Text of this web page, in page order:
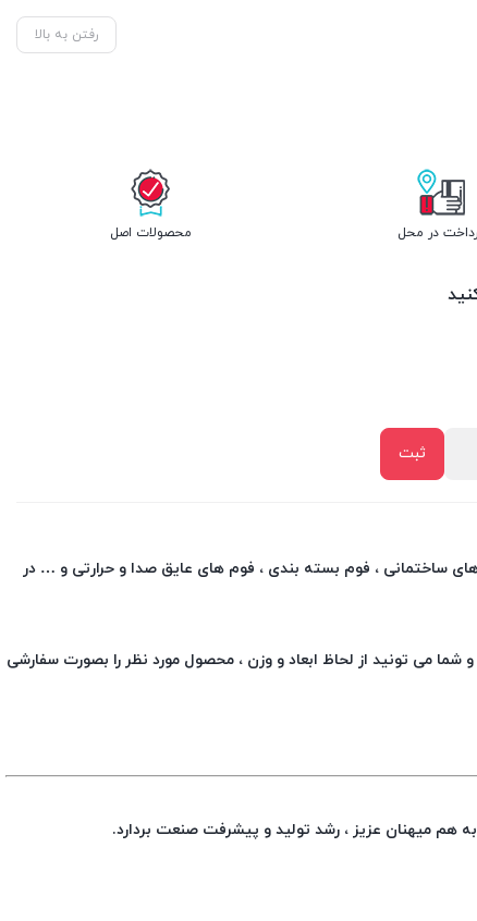
رفتن به بالا
در محل محصولات اصل
های ساختمانی ، فوم بسته بندی ، فوم های عایق صدا و حرارتی و … در
می تونید از لحاظ ابعاد و وزن ، محصول مورد نظر را بصورت سفارشی
هم میهنان عزیز ، رشد تولید و پیشرفت صنعت بردارد.